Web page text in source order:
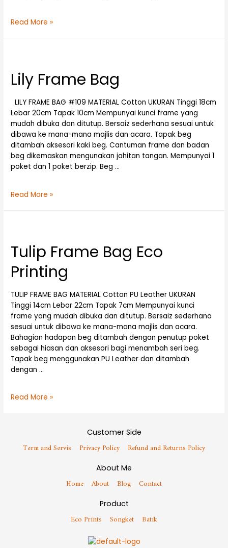
Read More »
Lily Frame Bag
LILY FRAME BAG #109 MATERIAL Cotton UKURAN Tinggi 18cm
Lebar 20cm Tapak 10cm Mempunyai kunci frame yang
mudah dibuka dan ditutup. Bersaiz sederhana sesuai untuk
dibawa ke mana-mana majlis dan acara. Tapak beg
ditambah aksesori kaki beg. Cantuman frame dan badan
beg dikemaskan mengunakan jahitan tangan. Mempunyai 1
poket dan 1 poket berzip. Beg …
Read More »
Tulip Frame Bag Eco
Printing
TULIP FRAME BAG MATERIAL Cotton PU Leather UKURAN
Tinggi 14cm Lebar 22cm Tapak 7cm Mempunyai kunci
frame yang mudah dibuka dan ditutup. Bersaiz sederhana
sesuai untuk dibawa ke mana-mana majlis dan acara.
Bahagian hadapan beg ditambah dengan penutup poket
sebagai hiasan dan aksesori bagi menambah seri beg.
Tapak beg menggunakan PU Leather dan ditambah
dengan …
Read More »
Customer Side
Term and Servis Privacy Policy Refund and Returns Policy
About Me
Home About Blog Contact
Product
Eco Prints Songket Batik